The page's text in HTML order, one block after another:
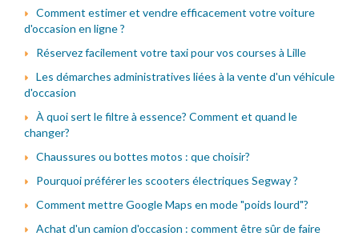
Comment estimer et vendre efficacement votre voiture
d'occasion en ligne ?
Réservez facilement votre taxi pour vos courses à Lille
Les démarches administratives liées à la vente d'un véhicule
d'occasion
À quoi sert le filtre à essence? Comment et quand le
changer?
Chaussures ou bottes motos : que choisir?
Pourquoi préférer les scooters électriques Segway ?
Comment mettre Google Maps en mode "poids lourd"?
Achat d'un camion d'occasion : comment être sûr de faire